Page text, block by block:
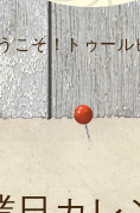
こそ！トゥール